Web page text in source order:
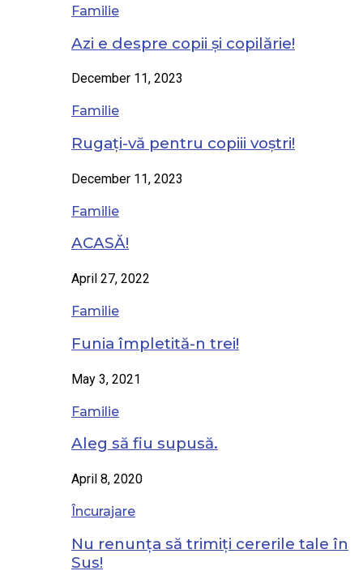
Familie
Azi e despre copii și copilărie!
December 11, 2023
Familie
Rugați-vă pentru copiii voștri!
December 11, 2023
Familie
ACASĂ!
April 27, 2022
Familie
Funia împletită-n trei!
May 3, 2021
Familie
Aleg să fiu supusă.
April 8, 2020
Încurajare
Nu renunța să trimiți cererile tale în
Sus!